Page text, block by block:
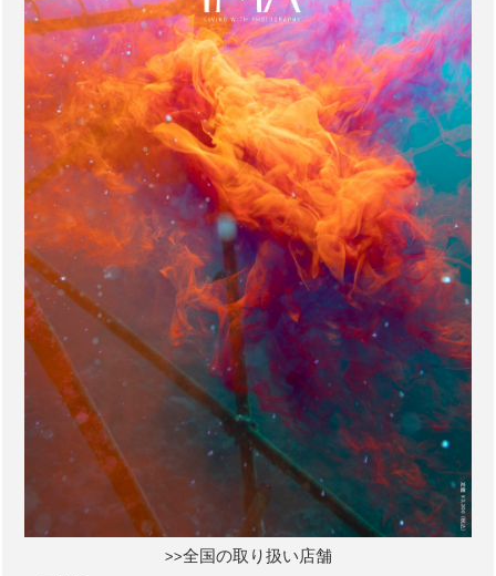
>>全国の取り扱い店舗